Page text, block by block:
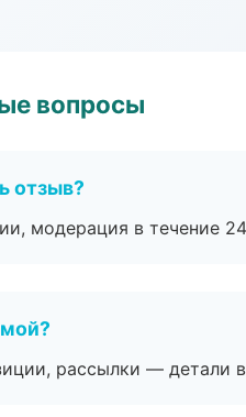
вопросы
отзыв?
модерация в течение
рассылки — детали